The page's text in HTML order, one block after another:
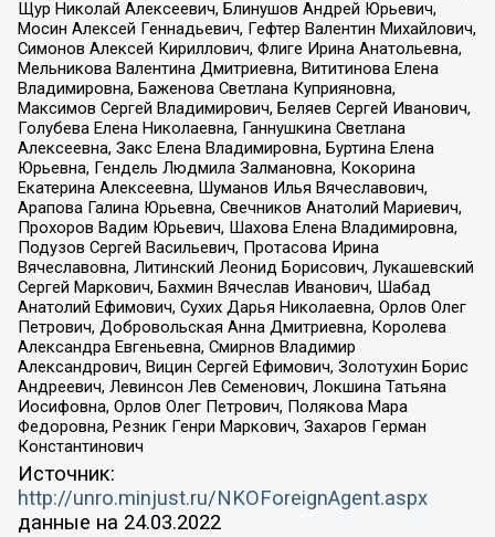
Щур Николай Алексеевич, Блинушов Андрей Юрьевич,
Мосин Алексей Геннадьевич, Гефтер Валентин Михайлович,
Симонов Алексей Кириллович, Флиге Ирина Анатольевна,
Мельникова Валентина Дмитриевна, Вититинова Елена
Владимировна, Баженова Светлана Куприяновна,
Максимов Сергей Владимирович, Беляев Сергей Иванович,
Голубева Елена Николаевна, Ганнушкина Светлана
Алексеевна, Закс Елена Владимировна, Буртина Елена
Юрьевна, Гендель Людмила Залмановна, Кокорина
Екатерина Алексеевна, Шуманов Илья Вячеславович,
Арапова Галина Юрьевна, Свечников Анатолий Мариевич,
Прохоров Вадим Юрьевич, Шахова Елена Владимировна,
Подузов Сергей Васильевич, Протасова Ирина
Вячеславовна, Литинский Леонид Борисович, Лукашевский
Сергей Маркович, Бахмин Вячеслав Иванович, Шабад
Анатолий Ефимович, Сухих Дарья Николаевна, Орлов Олег
Петрович, Добровольская Анна Дмитриевна, Королева
Александра Евгеньевна, Смирнов Владимир
Александрович, Вицин Сергей Ефимович, Золотухин Борис
Андреевич, Левинсон Лев Семенович, Локшина Татьяна
Иосифовна, Орлов Олег Петрович, Полякова Мара
Федоровна, Резник Генри Маркович, Захаров Герман
Константинович
Источник:
http://unro.minjust.ru/NKOForeignAgent.aspx
данные на 24.03.2022